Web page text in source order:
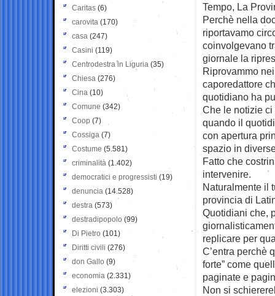
Tempo, La
Perchè nella
riportavamo
coinvolgevano
giornale la
Riprovammo
caporedattore
quotidiano ha
Che le notizie ci
quando il
con apertura
spazio in
Fatto che
intervenire.
Naturalmente il
provincia di
Quotidiani che,
replicare per
C’entra perchè
forte” come
paginate e
Non si
Caritas (6)
carovita (170)
casa (247)
Casini (119)
Centrodestra in Liguria (35)
Chiesa (276)
Cina (10)
Comune (342)
Coop (7)
Cossiga (7)
Costume (5.581)
criminalità (1.402)
democratici e progressisti (19)
denuncia (14.528)
destra (573)
destradipopolo (99)
Di Pietro (101)
Diritti civili (276)
don Gallo (9)
economia (2.331)
elezioni (3.303)